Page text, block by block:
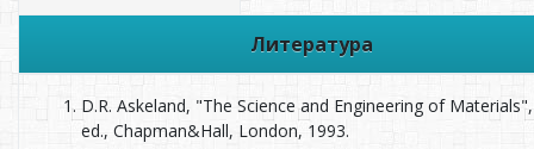
Литература
D.R. Askeland, "The Science and Engineering of
ed., Chapman&Hall, London, 1993.